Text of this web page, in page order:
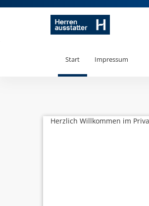
Start Impressum
Herzlich Willkommen im